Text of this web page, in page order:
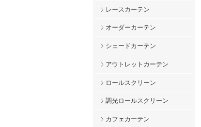
レースカーテン
オーダーカーテン
シェードカーテン
アウトレットカーテン
ロールスクリーン
調光ロールスクリーン
カフェカーテン